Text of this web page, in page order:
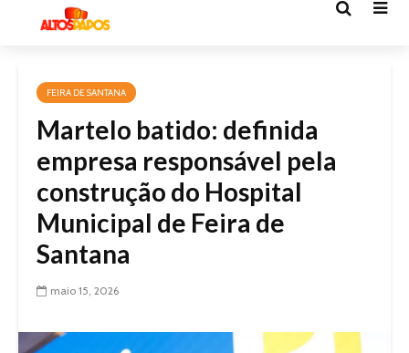
FEIRA DE SANTANA
Martelo batido: definida
empresa responsável pela
construção do Hospital
Municipal de Feira de
Santana
maio 15, 2026